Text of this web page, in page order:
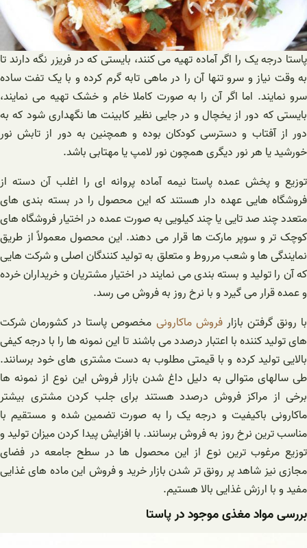
پاستا درجه یک را اگر آماده تهیه می کنند، بایستی که در فریزر نگه دارند تا
به وقت نیاز و سرو تنها آن را در ماهی تابه گرم کرده و با یک تفت ساده
سرو نمایند. اما اگر آن را به صورت کاملا خام و خشک تهیه می نمایند،
بایستی که دور از یخچال و در جایی نظیر کابینت ها نگهداری شود که به
دور از آفتاب و دسترسی کودکان بوده و همچنین به دور از تابش نور
خورشید یا هر نور دیگری همچون نور لامپ یا مهتابی باشد.
توزیع و پخش عمده پاستا نیمه آماده پروانه ای را اغلب آن دسته از
فروشگاه هایی عهده دار هستند که این محصول را در بسته بندی های
متعدد چند صد تایی یا چند کیلویی به صورت عمده در اختیار فروشگاه های
کوچک تر و سوپر مارکت ها قرار می دهند. این محصول معمولاً از طریق
نمایندگی‌ ها و شعب مرروط و متعلق به تولید کنندگان اصلی و شرکت ‌هایی
که آن را تولید و بسته بندی می نمایند در اختیار مشتریان و خریداران خرده
و عمده قرار می گیرد و با نرخ روز به فروش می رسد.
با رونق گرفتن بازارفروش ماکارونی مخصوص پاستا در کشورمان شرکت
های تولید کننده با اعتبار درصدد می باشند تا این نمونه ها را با درجه کیفی
بالایی تولید کرده و با قیمتی مطلوب به دست مشتری های خود برسانند.
طی سالهای متوالی به دلیل داغ شدن بازار فروش این نوع از نمونه ها
برخی از مراکز فروش درصدد هستند برای جلب کردن مشتری بیشتر
ماکارونی باکیفیت و درجه یک را به صورت تضمین شده و مستقیم با
مناسب ترین نرخ روز به فروش برسانند. با افزایش پیدا کردن میزان تولید و
توزیع مرغوب ترین نوع از این محصول ها در سطح جامعه در فضای
مجازی نیز شاهد پر رونق تر شدن بازار خرید و فروش این ماده های غذایی
مفید و با ارزش غذایی بالا هستیم.
بررسی مواد مغذی موجود در پاستا